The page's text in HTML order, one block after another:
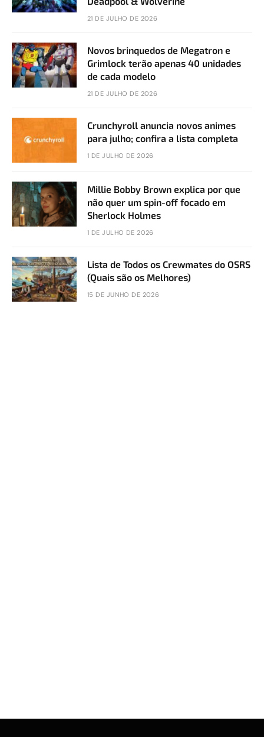
21 DE JULHO DE 2026
Novos brinquedos de Megatron e
Grimlock terão apenas 40 unidades
de cada modelo
21 DE JULHO DE 2026
Crunchyroll anuncia novos animes
para julho; confira a lista completa
1 DE JULHO DE 2026
Millie Bobby Brown explica por que
não quer um spin-off focado em
Sherlock Holmes
1 DE JULHO DE 2026
Lista de Todos os Crewmates do OSRS
(Quais são os Melhores)
15 DE JUNHO DE 2026